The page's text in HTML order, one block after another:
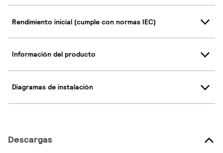
Rendimiento inicial (cumple con normas IEC)
Información del producto
Diagramas de instalación
Descargas